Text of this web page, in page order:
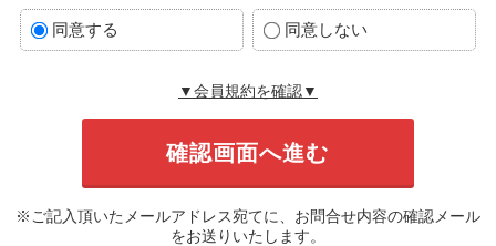
同意する 同意しない
▼会員規約を確認▼
※ご記入頂いたメールアドレス宛てに、お問合せ内容の確認メール
をお送りいたします。